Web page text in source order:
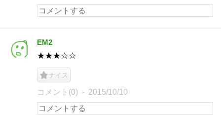
EM2
★★★☆☆
ナイス
コメント(0) 2015/10/10